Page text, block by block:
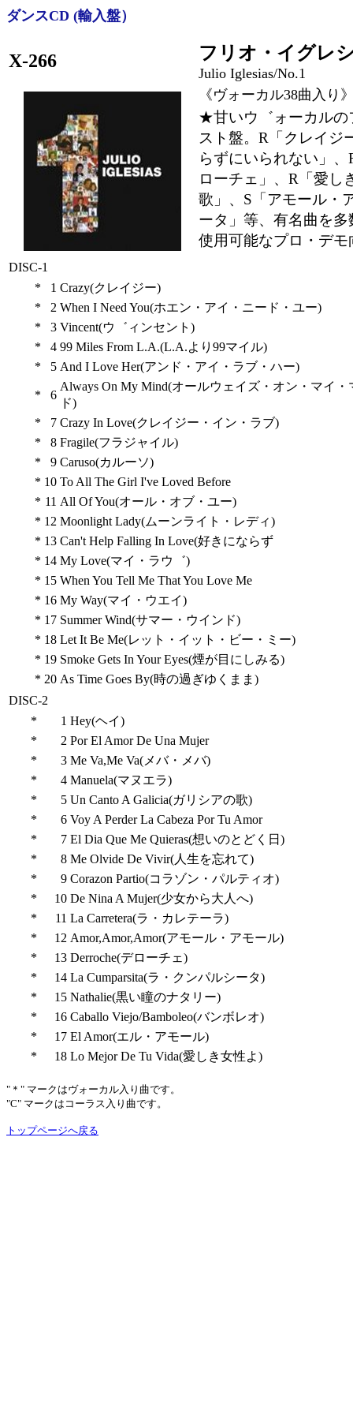
ダンスCD (輸入盤）
X-266 フリオ・イグレ
Julio Iglesias/No.1
《ヴォーカル38曲入り
★甘いウ゛ォーカルの
スト盤。R「クレイジ
らずにいられない」
ローチェ」、R「愛し
歌」、S「アモール・
ータ」等、有名曲を
使用可能なプロ・デ
DISC-1
*
1 Crazy(クレイジー)
*
2 When I Need You(ホエン・アイ・ニード・ユー)
*
3 Vincent(ウ゛ィンセント)
*
4 99 Miles From L.A.(L.A.より99マイル)
*
5 And I Love Her(アンド・アイ・ラブ・ハー)
* 6
Always On My Mind(オールウェイズ・オン・マイ・
ド)
*
7 Crazy In Love(クレイジー・イン・ラブ)
*
8 Fragile(フラジャイル)
*
9 Caruso(カルーソ)
* 10 To All The Girl I've Loved Before
* 11 All Of You(オール・オブ・ユー)
* 12 Moonlight Lady(ムーンライト・レディ)
* 13 Can't Help Falling In Love(好きにならず
* 14 My Love(マイ・ラウ゛)
* 15 When You Tell Me That You Love Me
* 16 My Way(マイ・ウエイ)
* 17 Summer Wind(サマー・ウインド)
* 18 Let It Be Me(レット・イット・ビー・ミー)
* 19 Smoke Gets In Your Eyes(煙が目にしみる)
* 20 As Time Goes By(時の過ぎゆくまま)
DISC-2
*
1 Hey(ヘイ)
*
2 Por El Amor De Una Mujer
*
3 Me Va,Me Va(メバ・メバ)
*
4 Manuela(マヌエラ)
*
5 Un Canto A Galicia(ガリシアの歌)
*
6 Voy A Perder La Cabeza Por Tu Amor
*
7 El Dia Que Me Quieras(想いのとどく日)
*
8 Me Olvide De Vivir(人生を忘れて)
*
9 Corazon Partio(コラゾン・パルティオ)
*
10 De Nina A Mujer(少女から大人へ)
*
11 La Carretera(ラ・カレテーラ)
*
12 Amor,Amor,Amor(アモール・アモール)
*
13 Derroche(デローチェ)
*
14 La Cumparsita(ラ・クンパルシータ)
*
15 Nathalie(黒い瞳のナタリー)
*
16 Caballo Viejo/Bamboleo(バンボレオ)
*
17 El Amor(エル・アモール)
*
18 Lo Mejor De Tu Vida(愛しき女性よ)
"＊" マークはヴォーカル入り曲です。
"C" マークはコーラス入り曲です。
トップページへ戻る